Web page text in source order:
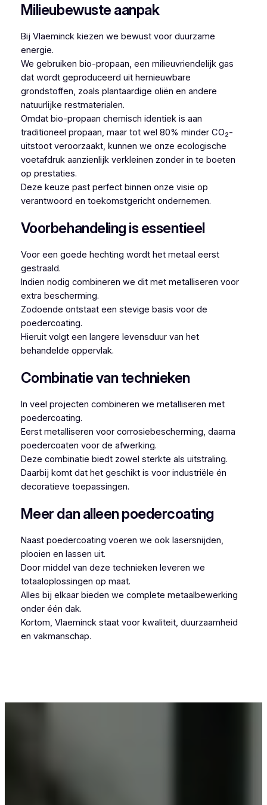
Milieubewuste aanpak
Bij Vlaeminck kiezen we bewust voor duurzame
energie.
We gebruiken bio-propaan, een milieuvriendelijk gas
dat wordt geproduceerd uit hernieuwbare
grondstoffen, zoals plantaardige oliën en andere
natuurlijke restmaterialen.
Omdat bio-propaan chemisch identiek is aan
traditioneel propaan, maar tot wel 80% minder CO₂-
uitstoot veroorzaakt, kunnen we onze ecologische
voetafdruk aanzienlijk verkleinen zonder in te boeten
op prestaties.
Deze keuze past perfect binnen onze visie op
verantwoord en toekomstgericht ondernemen.
Voorbehandeling is essentieel
Voor een goede hechting wordt het metaal eerst
gestraald.
Indien nodig combineren we dit met metalliseren voor
extra bescherming.
Zodoende ontstaat een stevige basis voor de
poedercoating.
Hieruit volgt een langere levensduur van het
behandelde oppervlak.
Combinatie van technieken
In veel projecten combineren we metalliseren met
poedercoating.
Eerst metalliseren voor corrosiebescherming, daarna
poedercoaten voor de afwerking.
Deze combinatie biedt zowel sterkte als uitstraling.
Daarbij komt dat het geschikt is voor industriële én
decoratieve toepassingen.
Meer dan alleen poedercoating
Naast poedercoating voeren we ook lasersnijden,
plooien en lassen uit.
Door middel van deze technieken leveren we
totaaloplossingen op maat.
Alles bij elkaar bieden we complete metaalbewerking
onder één dak.
Kortom, Vlaeminck staat voor kwaliteit, duurzaamheid
en vakmanschap.